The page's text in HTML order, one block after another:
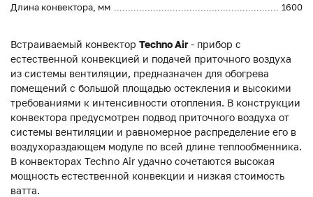
Длина конвектора, мм
1600
Встраиваемый конвектор Techno Air- прибор с
естественной конвекцией и подачей приточного воздуха
из системы вентиляции, предназначен для обогрева
помещений с большой площадью остекления и высокими
требованиями к интенсивности отопления. В конструкции
конвектора предусмотрен подвод приточного воздуха от
системы вентиляции и равномерное распределение его в
воздухораздающем модуле по всей длине теплообменника.
В конвекторах Techno Air удачно сочетаются высокая
мощность естественной конвекции и низкая стоимость
ватта.